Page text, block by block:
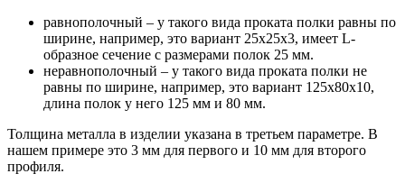
равнополочный – у такого вида проката полки равны по
ширине, например, это вариант 25х25х3, имеет L-
образное сечение с размерами полок 25 мм.
неравнополочный – у такого вида проката полки не
равны по ширине, например, это вариант 125х80х10,
длина полок у него 125 мм и 80 мм.
Толщина металла в изделии указана в третьем параметре. В
нашем примере это 3 мм для первого и 10 мм для второго
профиля.